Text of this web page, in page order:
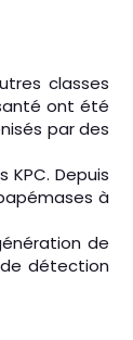
classes
ont été
par des
Depuis
à
de
de détection